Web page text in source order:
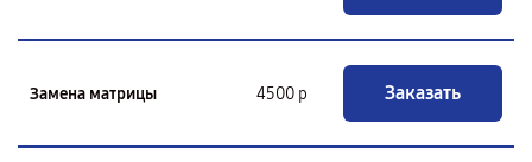
Замена матрицы 4500 р Заказать